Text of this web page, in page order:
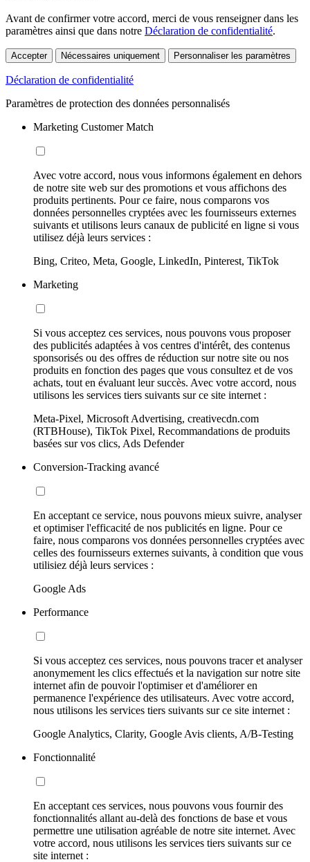
Avant de confirmer votre accord, merci de vous renseigner dans les
paramètres ainsi que dans notre Déclaration de confidentialité.
Accepter Nécessaires uniquement Personnaliser les paramètres
Déclaration de confidentialité
Paramètres de protection des données personnalisés
Marketing Customer Match
Avec votre accord, nous vous informons également en dehors
de notre site web sur des promotions et vous affichons des
produits pertinents. Pour ce faire, nous comparons vos
données personnelles cryptées avec les fournisseurs externes
suivants et utilisons leurs canaux de publicité en ligne si vous
utilisez déjà leurs services :
Bing, Criteo, Meta, Google, LinkedIn, Pinterest, TikTok
Marketing
Si vous acceptez ces services, nous pouvons vous proposer
des publicités adaptées à vos centres d'intérêt, des contenus
sponsorisés ou des offres de réduction sur notre site ou nos
produits en fonction des pages que vous consultez et de vos
achats, tout en évaluant leur succès. Avec votre accord, nous
utilisons les services tiers suivants sur ce site internet :
Meta-Pixel, Microsoft Advertising, creativecdn.com
(RTBHouse), TikTok Pixel, Recommandations de produits
basées sur vos clics, Ads Defender
Conversion-Tracking avancé
En acceptant ce service, nous pouvons mieux suivre, analyser
et optimiser l'efficacité de nos publicités en ligne. Pour ce
faire, nous comparons vos données personnelles cryptées avec
celles des fournisseurs externes suivants, à condition que vous
utilisiez déjà leurs services :
Google Ads
Performance
Si vous acceptez ces services, nous pouvons tracer et analyser
anonymement les clics effectués et la navigation sur notre site
internet afin de pouvoir l'optimiser et d'améliorer en
permanence l'expérience des utilisateurs. Avec votre accord,
nous utilisons les services tiers suivants sur ce site internet :
Google Analytics, Clarity, Google Avis clients, A/B-Testing
Fonctionnalité
En acceptant ces services, nous pouvons vous fournir des
fonctionnalités allant au-delà des fonctions de base et vous
permettre une utilisation agréable de notre site internet. Avec
votre accord, nous utilisons les services tiers suivants sur ce
site internet :